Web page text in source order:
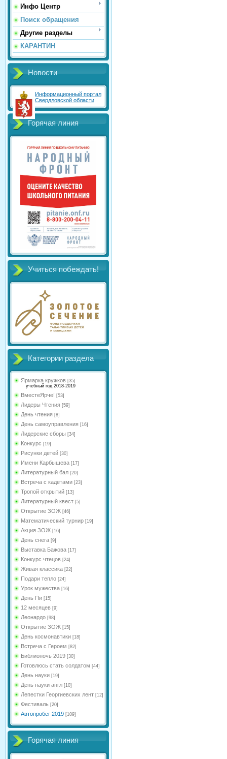
Инфо Центр
Поиск обращения
Другие разделы
КАРАНТИН
Новости
Информационный портал
Свердловской области
Горячая линия
Учиться побеждать!
Категории раздела
Ярмарка кружков [35]
учебный год 2018-2019
ВместеЯрче! [53]
Лидеры Чтения [59]
День чтения [8]
День самоуправления [16]
Лидерские сборы [34]
Конкурс [19]
Рисунки детей [30]
Имени Карбышева [17]
Литературный бал [20]
Встреча с кадетами [23]
Тропой открытий [13]
Литературный квест [5]
Открытие ЗОЖ [46]
Математический турнир [19]
Акция ЗОЖ [16]
День снега [9]
Выставка Бажова [17]
Конкурс чтецов [24]
Живая классика [22]
Подари тепло [24]
Урок мужества [16]
День Пи [15]
12 месяцев [9]
Леонардо [98]
Открытие ЗОЖ [15]
День космонавтики [18]
Встреча с Героем [82]
Библионочь 2019 [30]
Готовлюсь стать солдатом [44]
День науки [19]
День науки англ [10]
Лепестки Георгиевских лент [12]
Фестиваль [20]
Автопробег 2019 [109]
Горячая линия